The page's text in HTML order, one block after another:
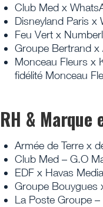
Club Med x
Disneyland Paris x
Feu Vert x
Groupe Bertrand x
Monceau Fleurs x
fidélité Monceau
RH & Marque
Armée de Terre x
Club Med – G.O
EDF x Havas
Groupe Bouygues
La Poste Groupe